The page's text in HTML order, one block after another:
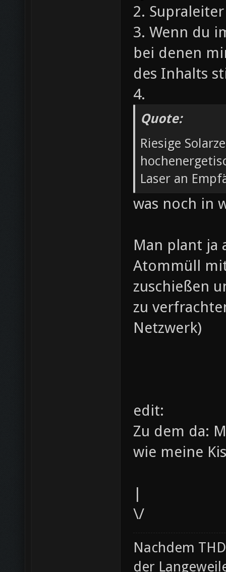
2.
3. Wenn du
bei denen
des Inhalts
4.
Quote:
Riesige
Laser an
was noch in
Man plant ja
Atommüll
zuschießen
zu
Netzwerk)
edit:
Zu dem da:
wie meine
|
\/
Nachdem
der